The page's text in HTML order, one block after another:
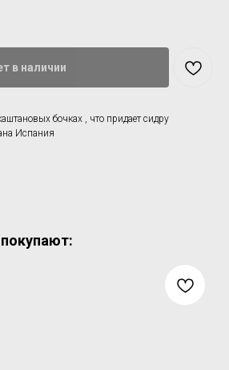
в наличии
бочках , что придает сидру
Испания